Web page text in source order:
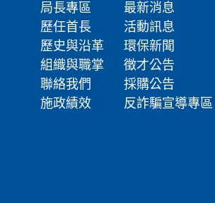
局長專區
歷任首長
歷史與沿革
組織與職掌
聯絡我們
施政績效
最新消息
活動訊息
環保新聞
徵才公告
採購公告
反詐騙宣導專區